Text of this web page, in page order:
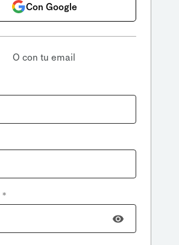
Con Google
O con tu email
*